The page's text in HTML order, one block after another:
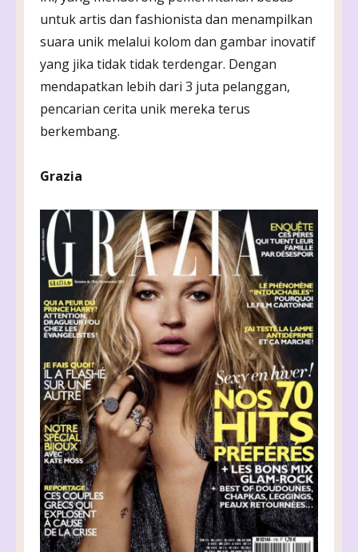
untuk artis dan fashionista dan menampilkan
suara unik melalui kolom dan gambar inovatif
yang jika tidak tidak terdengar. Dengan
mendapatkan lebih dari 3 juta pelanggan,
pencarian cerita unik mereka terus
berkembang.
Grazia